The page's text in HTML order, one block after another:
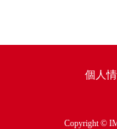
個人
Copyright ©